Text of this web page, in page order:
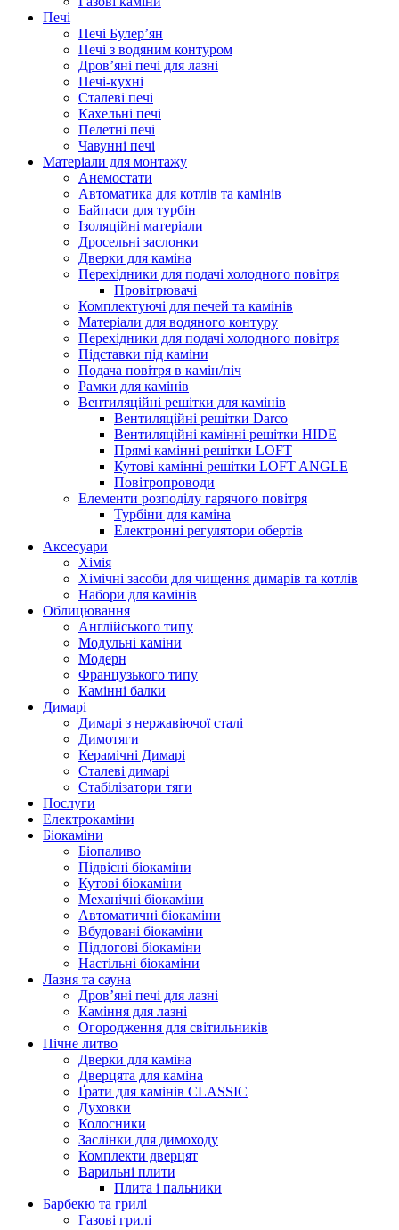
Печі
Печі Булер’ян
Печі з водяним контуром
Дров’яні печі для лазні
Печі-кухні
Сталеві печі
Кахельні печі
Пелетні печі
Чавунні печі
Матеріали для монтажу
Анемостати
Автоматика для котлів та камінів
Байпаси для турбін
Ізоляційні матеріали
Дросельні заслонки
Дверки для каміна
Перехідники для подачі холодного повітря
Провітрювачі
Комплектуючі для печей та камінів
Матеріали для водяного контуру
Перехідники для подачі холодного повітря
Підставки під каміни
Подача повітря в камін/піч
Рамки для камінів
Вентиляційні решітки для камінів
Вентиляційні решітки Darco
Вентиляційні камінні решітки HIDE
Прямі камінні решітки LOFT
Кутові камінні решітки LOFT ANGLE
Повітропроводи
Елементи розподілу гарячого повітря
Турбіни для каміна
Електронні регулятори обертів
Аксесуари
Хімія
Хімічні засоби для чищення димарів та котлів
Набори для камінів
Облицювання
Англійського типу
Модульні каміни
Модерн
Французького типу
Камінні балки
Димарі
Димарі з нержавіючої сталі
Димотяги
Керамічні Димарі
Сталеві димарі
Стабілізатори тяги
Послуги
Електрокаміни
Біокаміни
Біопаливо
Підвісні біокаміни
Кутові біокаміни
Механічні біокаміни
Автоматичні біокаміни
Вбудовані біокаміни
Підлогові біокаміни
Настільні біокаміни
Лазня та сауна
Дров’яні печі для лазні
Каміння для лазні
Огородження для світильників
Пічне литво
Дверки для каміна
Дверцята для каміна
Ґрати для камінів CLASSIC
Духовки
Колосники
Заслінки для димоходу
Комплекти дверцят
Варильні плити
Плита і пальники
Барбекю та грилі
Газові грилі